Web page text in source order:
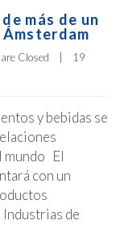
más de un
Closed |
19
y bebidas se
mundo El
con un
de